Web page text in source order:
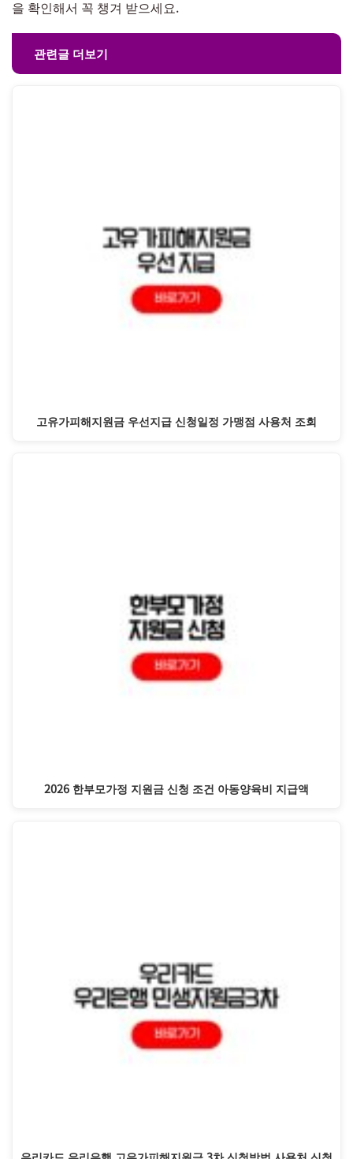
을 확인해서 꼭 챙겨 받으세요.
관련글 더보기
고유가피해지원금 우선지급 신청일정 가맹점 사용처 조회
2026 한부모가정 지원금 신청 조건 아동양육비 지급액